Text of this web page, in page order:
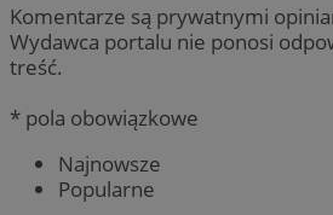
Komentarze są prywatnymi
Wydawca portalu nie ponosi
treść.
* pola obowiązkowe
Najnowsze
Popularne